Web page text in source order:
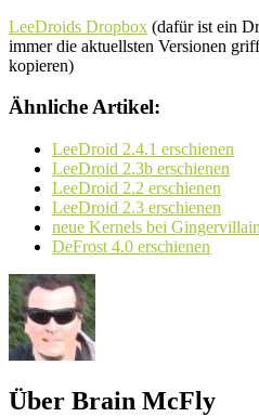
LeeDroids Dropbox (dafür ist ein
immer die aktuellsten Versionen
kopieren)
Ähnliche Artikel:
LeeDroid 2.4.1 erschienen
LeeDroid 2.3b erschienen
LeeDroid 2.2 erschienen
LeeDroid 2.3 erschienen
neue Kernels bei
DeFrost 4.0 erschienen
Über Brain McFly